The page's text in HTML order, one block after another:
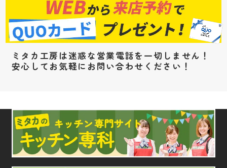
ミタカ工房は迷惑な営業電話を一切しません！
安心してお気軽にお問い合わせください！